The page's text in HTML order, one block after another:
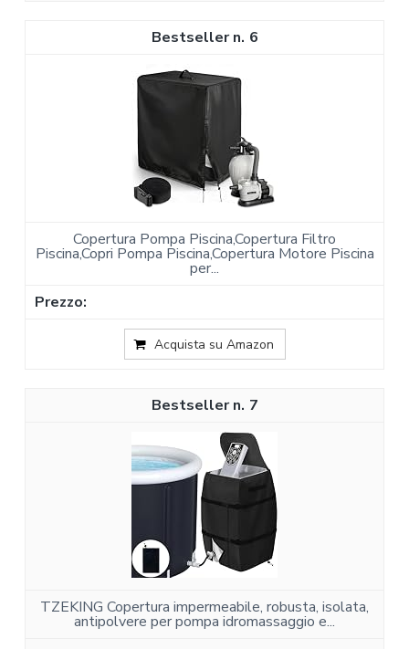
6
Copertura Pompa Piscina,Copertura Filtro
Piscina,Copri Pompa Piscina,Copertura Motore Piscina
per...
Acquista su Amazon
7
TZEKING Copertura impermeabile, robusta, isolata,
antipolvere per pompa idromassaggio e...